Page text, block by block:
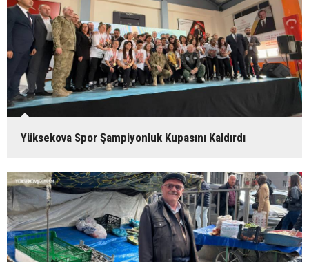
Yüksekova Spor Şampiyonluk Kupasını Kaldırdı